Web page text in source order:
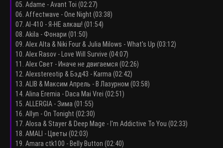
05. Adame - Avant Toi (02:27)
06. Affectwave - One Night (03:38)
07. AI-410 - Я-НЕ алкаш! (01:54)
08. Akila - Фонари (01:50)
09. Alex Alta & Niki Four & Julia Milows - What's Up (03:12)
10. Alex Rasov - Love Will Survive (04:07)
11. Alex Свет - Иначе не двигаемся (02:26)
12. Alexstereotip & Бэд43 - Karma (02:42)
13. ALIB & Максим Апрель - В Лазурном (03:58)
14. Alina Eremia - Daca Mai Vrei (02:51)
15. ALLERGIA - Зима (01:55)
16. Allyn - On Tonight (02:30)
17. Alosa & Stayer & Deep Mage - I'm Addictive To You (02:33)
18. AMALI - Цветы (02:03)
19. Amara ctk100 - Belly Button (02:40)